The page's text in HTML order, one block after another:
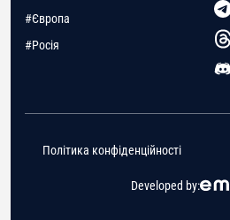
#Європа
#Росія
Developed by:
Політика конфіденційності